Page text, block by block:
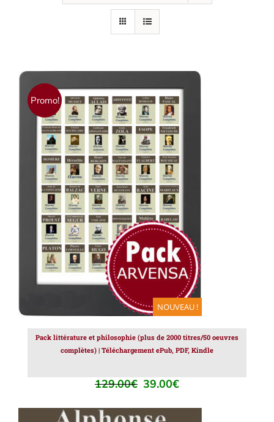
Promo!
NOUVEAU !
AJOUTER AU PANIER / DÉTAILS
Pack littérature et philosophie (plus de 2000 titres/50 oeuvres
complètes) | Téléchargement ePub, PDF, Kindle
129.00€ Le
initial
39.00€Le
actuel